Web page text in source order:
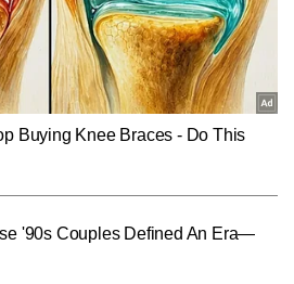
नवभारत डिजिटल में स्पोर्ट्स डेस्क के इंचार्ज हैं। इनको